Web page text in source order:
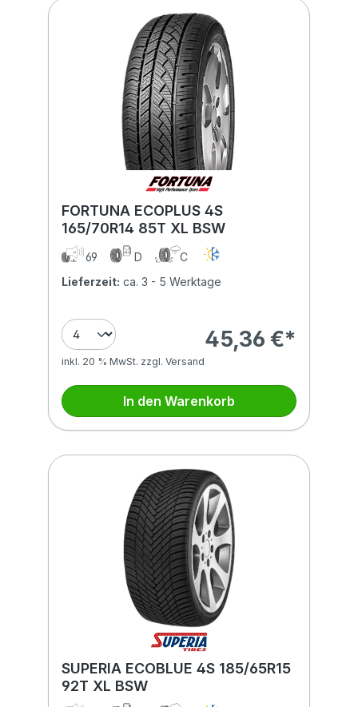
FORTUNA ECOPLUS 4S
165/70R14 85T XL BSW
69 D
C
Lieferzeit: ca. 3 - 5 Werktage
45,36 €*
inkl. 20 % MwSt. zzgl. Versand
In den Warenkorb
SUPERIA ECOBLUE 4S 185/65R15
92T XL BSW